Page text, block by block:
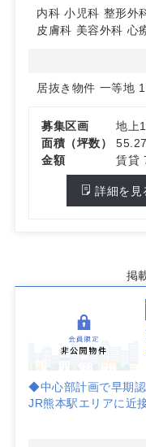
平成4年6月新築の鉄
の防水工事を実施。
やすく、定期建物賃
い科目で検討可能で
望しています。詳細
内科 小児科 整形外
皮膚科 美容外科 心
居抜き物件 一等地
募集区画
地上
面積（坪数）
金額
賃貸
詳細を見
掲
◆中心部計画で早期
JR熊本駅エリアに近
画。中心部で昼間人